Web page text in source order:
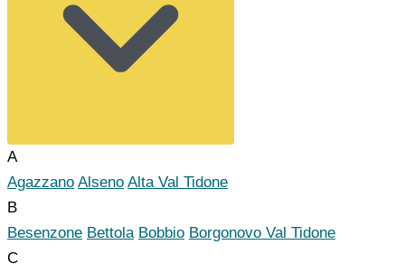
A
Agazzano Alseno Alta Val Tidone
B
Besenzone Bettola Bobbio Borgonovo Val Tidone
C